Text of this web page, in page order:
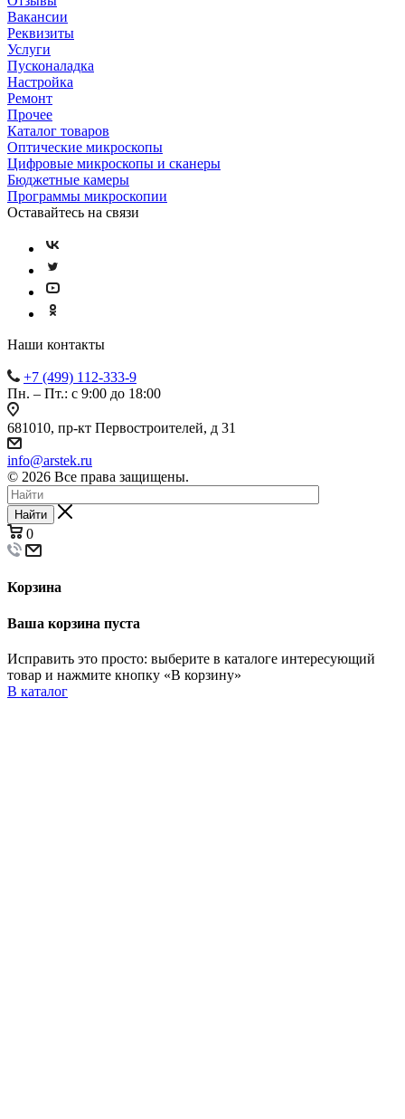
Вакансии
Реквизиты
Услуги
Пусконаладка
Настройка
Ремонт
Прочее
Каталог товаров
Оптические микроскопы
Цифровые микроскопы и сканеры
Бюджетные камеры
Программы микроскопии
Оставайтесь на связи
Наши контакты
+7 (499) 112-333-9
Пн. – Пт.: с 9:00 до 18:00
681010, пр-кт Первостроителей, д 31
info@arstek.ru
© 2026 Все права защищены.
Найти
0
Корзина
Ваша корзина пуста
Исправить это просто: выберите в каталоге интересующий
товар и нажмите кнопку «В корзину»
В каталог